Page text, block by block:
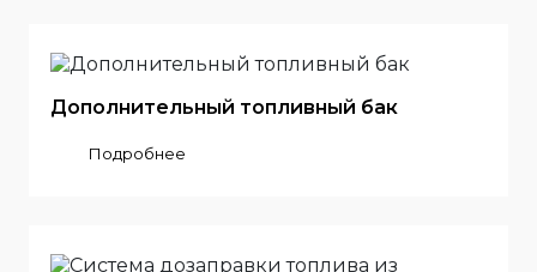
Дополнительный топливный бак
Подробнее